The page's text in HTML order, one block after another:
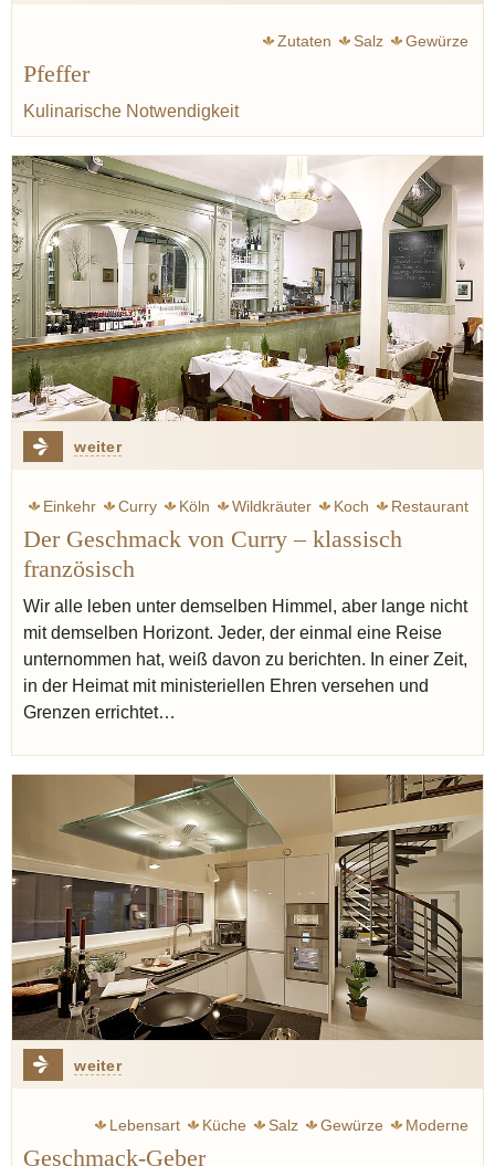
Zutaten Salz Gewürze
Pfeffer
Kulinarische Notwendigkeit
weiter
Einkehr Curry Köln Wildkräuter Koch Restaurant
Der Geschmack von Curry – klassisch
französisch
Wir alle leben unter demselben Himmel, aber lange nicht
mit demselben Horizont. Jeder, der einmal eine Reise
unternommen hat, weiß davon zu berichten. In einer Zeit,
in der Heimat mit ministeriellen Ehren versehen und
Grenzen errichtet…
weiter
Lebensart Küche Salz Gewürze Moderne
Geschmack-Geber